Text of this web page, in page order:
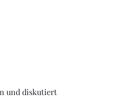
und diskutiert